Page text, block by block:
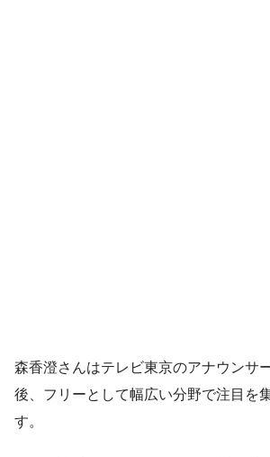
森香澄さんはテレビ東京のアナウンサ
後、フリーとして幅広い分野で注目を
す。